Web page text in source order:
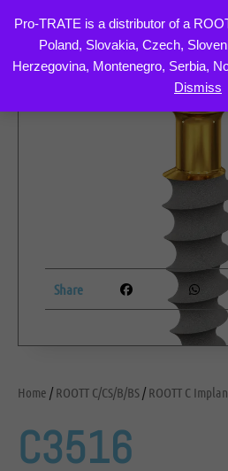
Pro-TRATE is a distributor of a
Poland, Slovakia, Czech,
Herzegovina, Montenegro, Serbia,
Dismiss
to
Home /ROOTT C/CS/B/BS/ROOTT C
C3516
Share